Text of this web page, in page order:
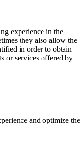
experience in the
they also allow the
in order to obtain
or services offered by
and optimize the